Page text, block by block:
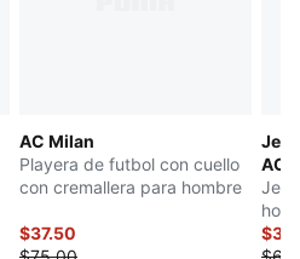
AC Milan
Playera de futbol con cuello
con cremallera para hombre
$37.50
AC